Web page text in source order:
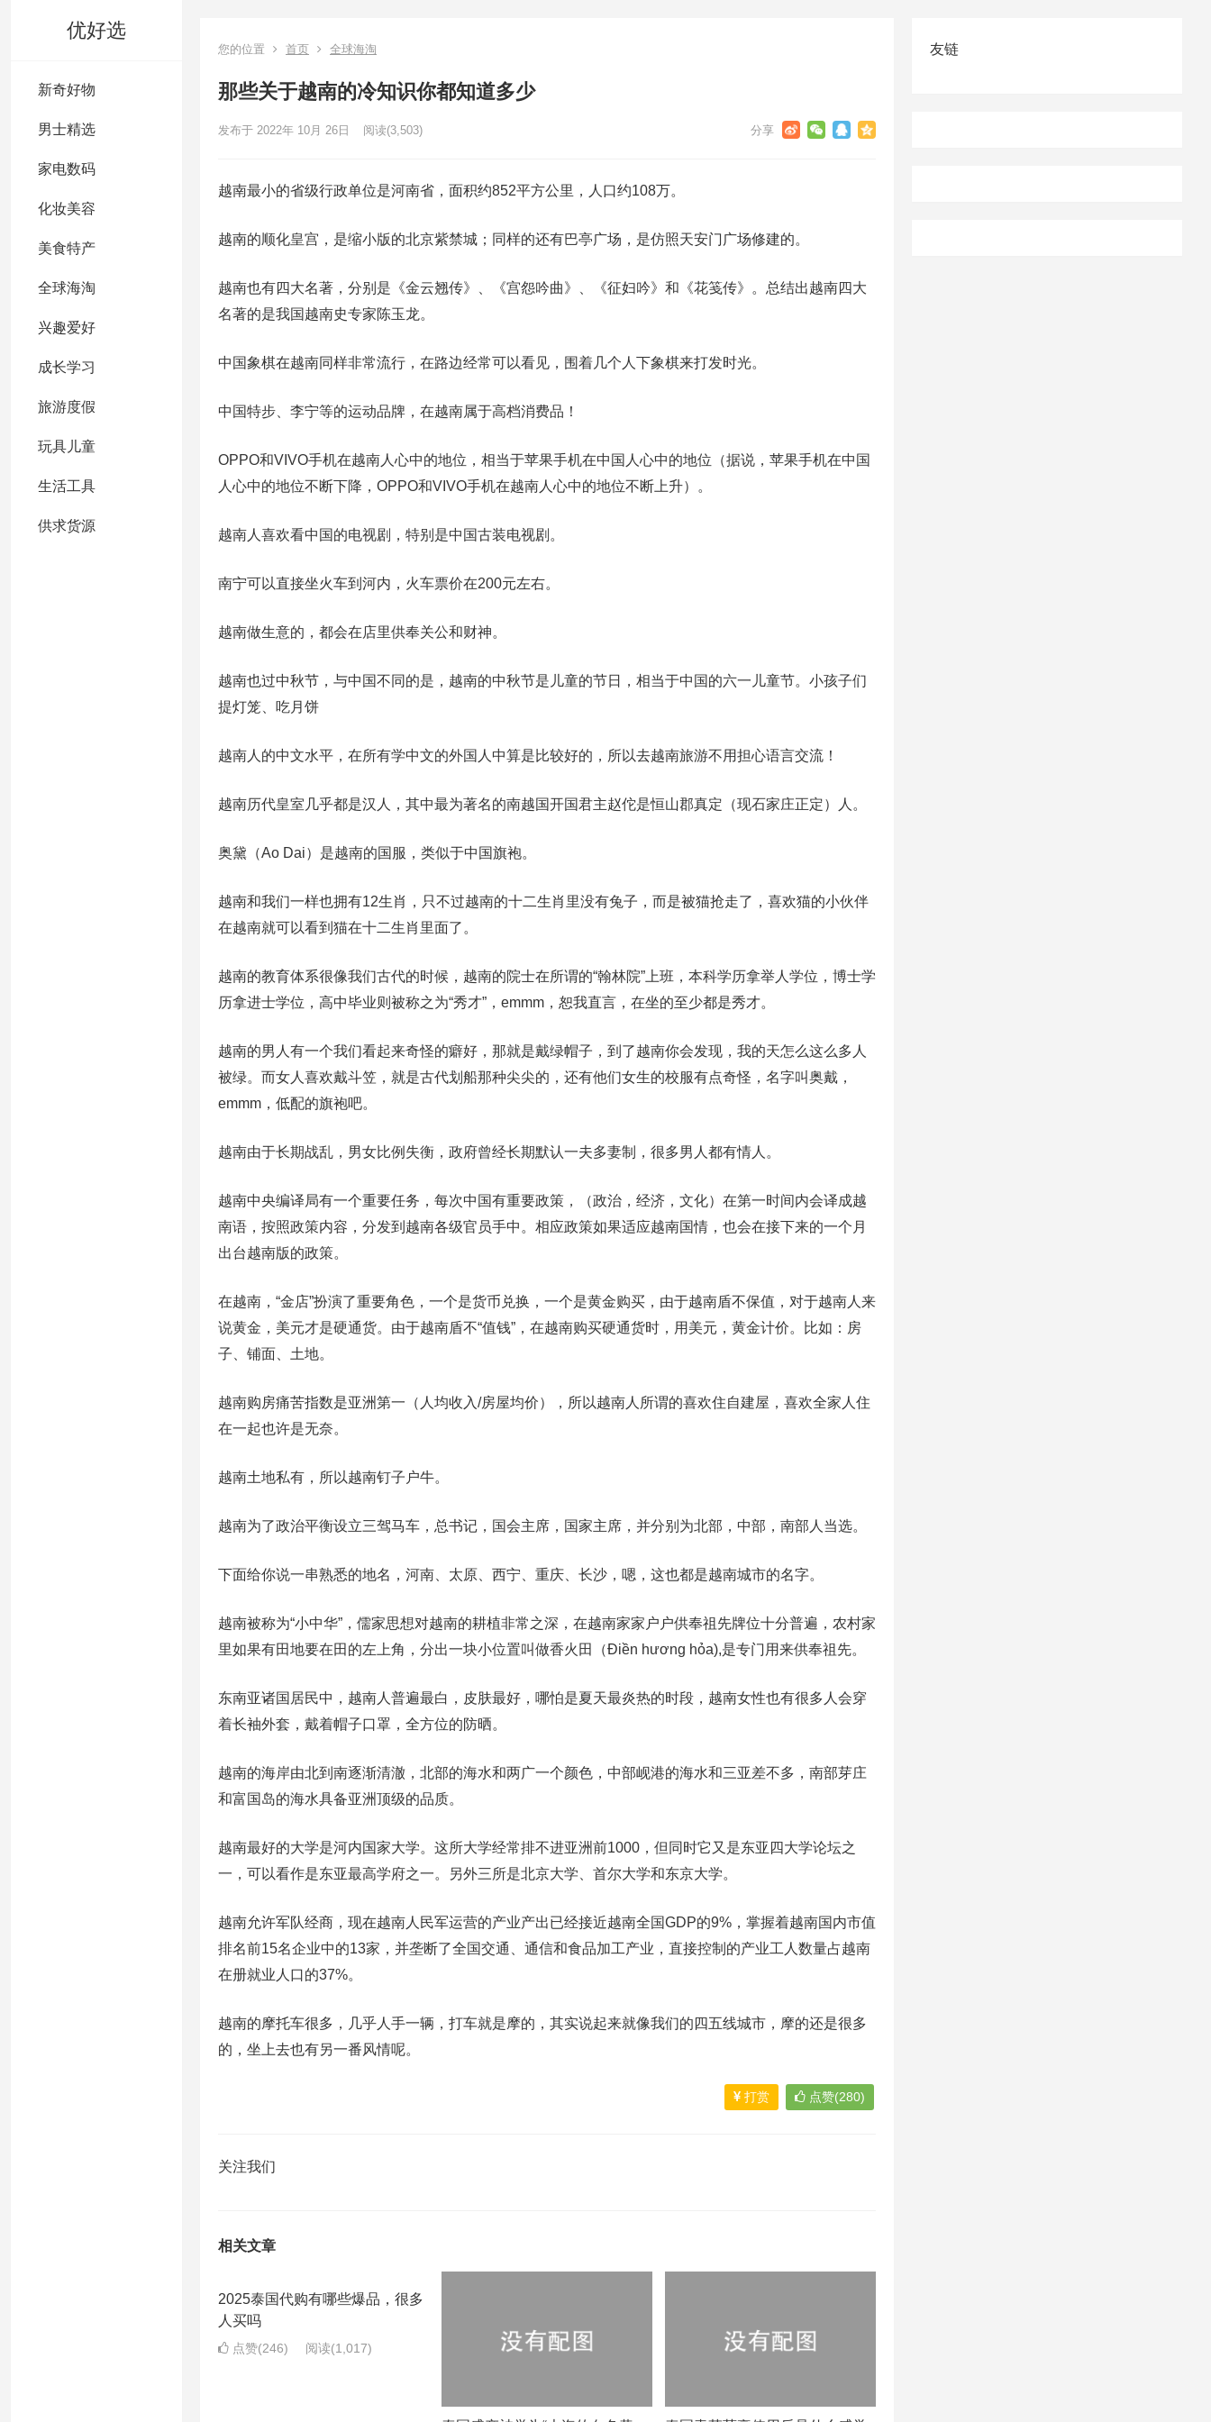
优好选
新奇好物
男士精选
家电数码
化妆美容
美食特产
全球海淘
兴趣爱好
成长学习
旅游度假
玩具儿童
生活工具
供求货源
您的位置 首页 全球海淘
那些关于越南的冷知识你都知道多少
发布于 2022年 10月 26日 阅读(3,503)
越南最小的省级行政单位是河南省，面积约852平方公里，人口约108万。
越南的顺化皇宫，是缩小版的北京紫禁城；同样的还有巴亭广场，是仿照天安门广场修建的。
越南也有四大名著，分别是《金云翘传》、《宫怨吟曲》、《征妇吟》和《花笺传》。总结出越南四大
名著的是我国越南史专家陈玉龙。
中国象棋在越南同样非常流行，在路边经常可以看见，围着几个人下象棋来打发时光。
中国特步、李宁等的运动品牌，在越南属于高档消费品！
OPPO和VIVO手机在越南人心中的地位，相当于苹果手机在中国人心中的地位（据说，苹果手机在中国
人心中的地位不断下降，OPPO和VIVO手机在越南人心中的地位不断上升）。
越南人喜欢看中国的电视剧，特别是中国古装电视剧。
南宁可以直接坐火车到河内，火车票价在200元左右。
越南做生意的，都会在店里供奉关公和财神。
越南也过中秋节，与中国不同的是，越南的中秋节是儿童的节日，相当于中国的六一儿童节。小孩子们
提灯笼、吃月饼
越南人的中文水平，在所有学中文的外国人中算是比较好的，所以去越南旅游不用担心语言交流！
越南历代皇室几乎都是汉人，其中最为著名的南越国开国君主赵佗是恒山郡真定（现石家庄正定）人。
奥黛（Ao Dai）是越南的国服，类似于中国旗袍。
越南和我们一样也拥有12生肖，只不过越南的十二生肖里没有兔子，而是被猫抢走了，喜欢猫的小伙伴
在越南就可以看到猫在十二生肖里面了。
越南的教育体系很像我们古代的时候，越南的院士在所谓的“翰林院”上班，本科学历拿举人学位，博士学
历拿进士学位，高中毕业则被称之为“秀才”，emmm，恕我直言，在坐的至少都是秀才。
越南的男人有一个我们看起来奇怪的癖好，那就是戴绿帽子，到了越南你会发现，我的天怎么这么多人
被绿。而女人喜欢戴斗笠，就是古代划船那种尖尖的，还有他们女生的校服有点奇怪，名字叫奥戴，
emmm，低配的旗袍吧。
越南由于长期战乱，男女比例失衡，政府曾经长期默认一夫多妻制，很多男人都有情人。
越南中央编译局有一个重要任务，每次中国有重要政策，（政治，经济，文化）在第一时间内会译成越
南语，按照政策内容，分发到越南各级官员手中。相应政策如果适应越南国情，也会在接下来的一个月
出台越南版的政策。
在越南，“金店”扮演了重要角色，一个是货币兑换，一个是黄金购买，由于越南盾不保值，对于越南人来
说黄金，美元才是硬通货。由于越南盾不“值钱”，在越南购买硬通货时，用美元，黄金计价。比如：房
子、铺面、土地。
越南购房痛苦指数是亚洲第一（人均收入/房屋均价），所以越南人所谓的喜欢住自建屋，喜欢全家人住
在一起也许是无奈。
越南土地私有，所以越南钉子户牛。
越南为了政治平衡设立三驾马车，总书记，国会主席，国家主席，并分别为北部，中部，南部人当选。
下面给你说一串熟悉的地名，河南、太原、西宁、重庆、长沙，嗯，这也都是越南城市的名字。
越南被称为“小中华”，儒家思想对越南的耕植非常之深，在越南家家户户供奉祖先牌位十分普遍，农村家
里如果有田地要在田的左上角，分出一块小位置叫做香火田（Điền hương hỏa),是专门用来供奉祖先。
东南亚诸国居民中，越南人普遍最白，皮肤最好，哪怕是夏天最炎热的时段，越南女性也有很多人会穿
着长袖外套，戴着帽子口罩，全方位的防晒。
越南的海岸由北到南逐渐清澈，北部的海水和两广一个颜色，中部岘港的海水和三亚差不多，南部芽庄
和富国岛的海水具备亚洲顶级的品质。
越南最好的大学是河内国家大学。这所大学经常排不进亚洲前1000，但同时它又是东亚四大学论坛之
一，可以看作是东亚最高学府之一。另外三所是北京大学、首尔大学和东京大学。
越南允许军队经商，现在越南人民军运营的产业产出已经接近越南全国GDP的9%，掌握着越南国内市值
排名前15名企业中的13家，并垄断了全国交通、通信和食品加工产业，直接控制的产业工人数量占越南
在册就业人口的37%。
越南的摩托车很多，几乎人手一辆，打车就是摩的，其实说起来就像我们的四五线城市，摩的还是很多
的，坐上去也有另一番风情呢。
打赏 点赞(280)
关注我们
相关文章
2025泰国代购有哪些爆品，很多
人买吗
点赞(246) 阅读(1,017)
友链